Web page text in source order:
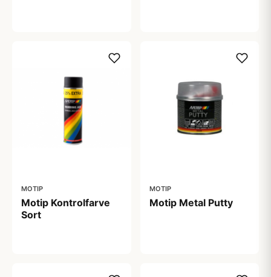
MOTIP
Motip Kontrolfarve
Sort
MOTIP
Motip Metal Putty